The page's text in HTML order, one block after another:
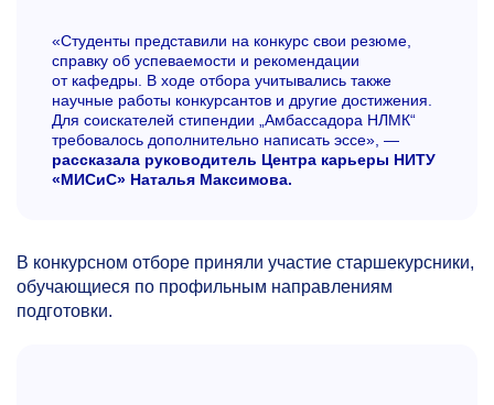
«Студенты представили на конкурс свои резюме,
справку об успеваемости и рекомендации
от кафедры. В ходе отбора учитывались также
научные работы конкурсантов и другие достижения.
Для соискателей стипендии „Амбассадора НЛМК“
требовалось дополнительно написать эссе», —
рассказала руководитель Центра карьеры НИТУ
«МИСиС» Наталья Максимова.
В конкурсном отборе приняли участие старшекурсники,
обучающиеся по профильным направлениям
подготовки.